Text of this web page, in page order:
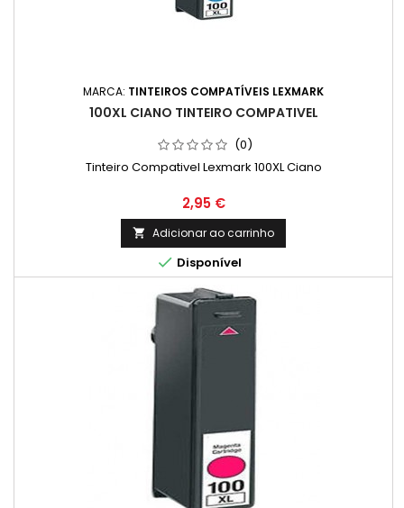
MARCA: TINTEIROS COMPATÍVEIS LEXMARK
100XL CIANO TINTEIRO COMPATIVEL
(0)
Tinteiro Compativel Lexmark 100XL Ciano
Preço
2,95 €
 Adicionar ao carrinho
 Disponível